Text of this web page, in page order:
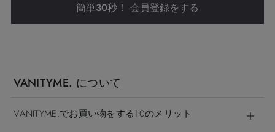
簡単30秒！ 会員登録をする
VANITYME. について
VANITYME.でお買い物をする10のメリット